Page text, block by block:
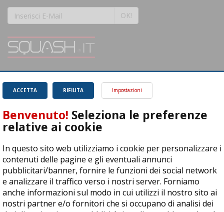
OK!
magnifico sport.
Leggi
RIFIUTA
ACCETTA Impostazioni
Benvenuto! Seleziona le preferenze
relative ai cookie
In questo sito web utilizziamo i cookie per personalizzare i
contenuti delle pagine e gli eventuali annunci
pubblicitari/banner, fornire le funzioni dei social network
e analizzare il traffico verso i nostri server. Forniamo
anche informazioni sul modo in cui utilizzi il nostro sito ai
nostri partner e/o fornitori che si occupano di analisi dei
ASD Let's Sport - Via T. Olivelli 3, 25014 Castenedolo (BS) - P. Iva:
04278030988
© Copyright 2015 | All Rights Reserved - Powered byDynDevice
Privacy Policy Cookie Policy Accessibilità Sitemap